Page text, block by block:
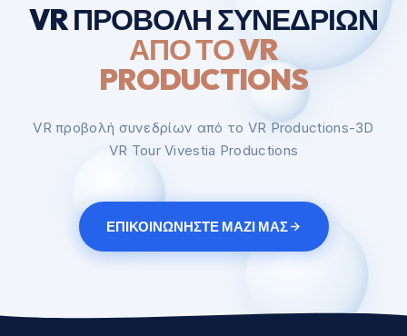
VR ΠΡΟΒΟΛΉ ΣΥΝΕΔΡΊΩΝ
ΑΠΌ ΤΟ VR
PRODUCTIONS
VR προβολή συνεδρίων από το VR Productions-3D
VR Tour Vivestia Productions
ΕΠΙΚΟΙΝΩΝΗΣΤΕ ΜΑΖΙ ΜΑΣ